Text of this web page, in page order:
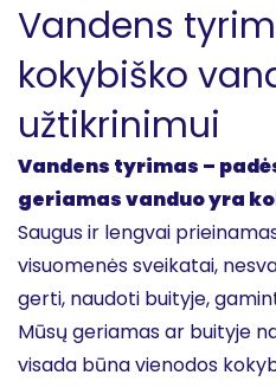
Vandens
kokybiško
užtikrinimui
Vandens tyrimas –
geriamas vanduo yra
Saugus ir lengvai
visuomenės sveikatai,
gerti, naudoti buityje,
Mūsų geriamas ar buityje
visada būna vienodos